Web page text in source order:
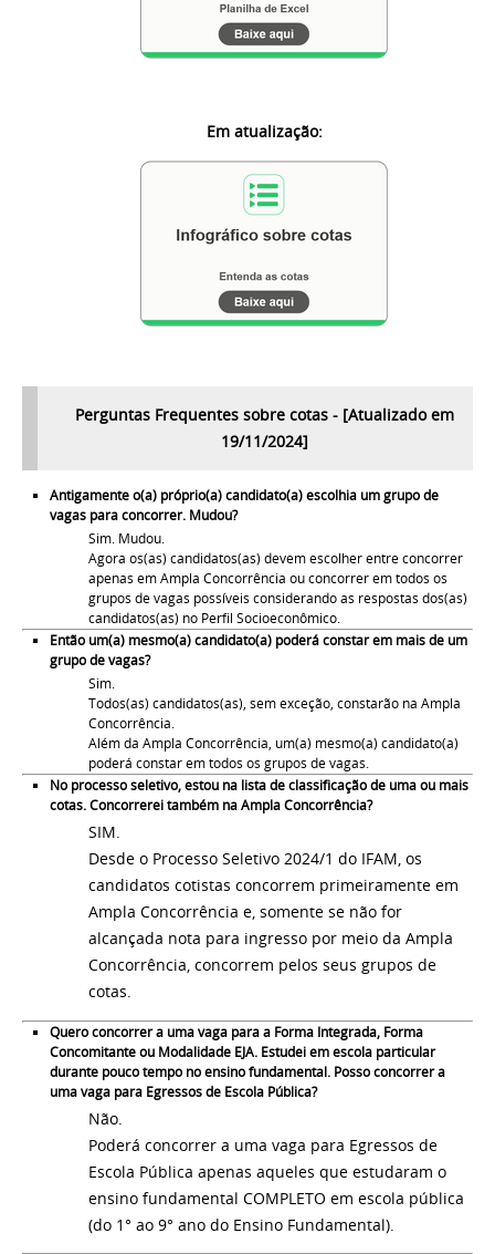
Em atualização:
Perguntas Frequentes sobre cotas - [Atualizado em
19/11/2024]
Antigamente o(a) próprio(a) candidato(a) escolhia um grupo de
vagas para concorrer. Mudou?
Sim. Mudou.
Agora os(as) candidatos(as) devem escolher entre concorrer
apenas em Ampla Concorrência ou concorrer em todos os
grupos de vagas possíveis considerando as respostas dos(as)
candidatos(as) no Perfil Socioeconômico.
Então um(a) mesmo(a) candidato(a) poderá constar em mais de um
grupo de vagas?
Sim.
Todos(as) candidatos(as), sem exceção, constarão na Ampla
Concorrência.
Além da Ampla Concorrência, um(a) mesmo(a) candidato(a)
poderá constar em todos os grupos de vagas.
No processo seletivo, estou na lista de classificação de uma ou mais
cotas. Concorrerei também na Ampla Concorrência?
SIM.
Desde o Processo Seletivo 2024/1 do IFAM, os
candidatos cotistas concorrem primeiramente em
Ampla Concorrência e, somente se não for
alcançada nota para ingresso por meio da Ampla
Concorrência, concorrem pelos seus grupos de
cotas.
Quero concorrer a uma vaga para a Forma Integrada, Forma
Concomitante ou Modalidade EJA. Estudei em escola particular
durante pouco tempo no ensino fundamental. Posso concorrer a
uma vaga para Egressos de Escola Pública?
Não.
Poderá concorrer a uma vaga para Egressos de
Escola Pública apenas aqueles que estudaram o
ensino fundamental COMPLETO em escola pública
(do 1° ao 9° ano do Ensino Fundamental).